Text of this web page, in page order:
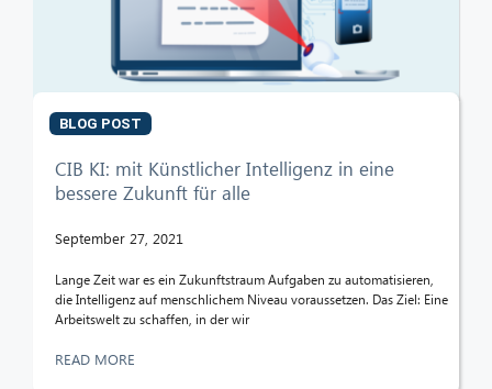
BLOG POST
CIB KI: mit Künstlicher Intelligenz in eine
bessere Zukunft für alle
September 27, 2021
Lange Zeit war es ein Zukunftstraum Aufgaben zu automatisieren,
die Intelligenz auf menschlichem Niveau voraussetzen. Das Ziel: Eine
Arbeitswelt zu schaffen, in der wir
READ MORE